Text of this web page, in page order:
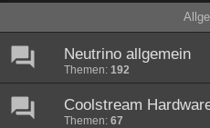
Neutrino allgemein
Themen: 192
Coolstream
Themen: 67